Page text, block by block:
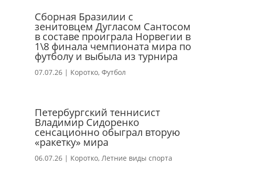
Сборная Бразилии с
зенитовцем Дугласом Сантосом
в составе проиграла Норвегии в
1\8 финала чемпионата мира по
футболу и выбыла из турнира
07.07.26| Коротко, Футбол
Петербургский теннисист
Владимир Сидоренко
сенсационно обыграл вторую
«ракетку» мира
06.07.26| Коротко, Летние виды спорта